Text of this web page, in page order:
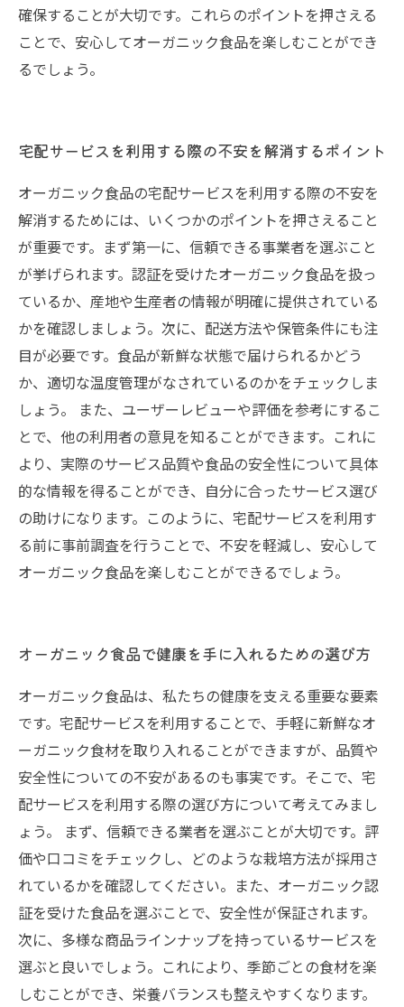
確保することが大切です。これらのポイントを押さえる
ことで、安心してオーガニック食品を楽しむことができ
るでしょう。
宅配サービスを利用する際の不安を解消するポイント
オーガニック食品の宅配サービスを利用する際の不安を
解消するためには、いくつかのポイントを押さえること
が重要です。まず第一に、信頼できる事業者を選ぶこと
が挙げられます。認証を受けたオーガニック食品を扱っ
ているか、産地や生産者の情報が明確に提供されている
かを確認しましょう。次に、配送方法や保管条件にも注
目が必要です。食品が新鮮な状態で届けられるかどう
か、適切な温度管理がなされているのかをチェックしま
しょう。 また、ユーザーレビューや評価を参考にするこ
とで、他の利用者の意見を知ることができます。これに
より、実際のサービス品質や食品の安全性について具体
的な情報を得ることができ、自分に合ったサービス選び
の助けになります。このように、宅配サービスを利用す
る前に事前調査を行うことで、不安を軽減し、安心して
オーガニック食品を楽しむことができるでしょう。
オーガニック食品で健康を手に入れるための選び方
オーガニック食品は、私たちの健康を支える重要な要素
です。宅配サービスを利用することで、手軽に新鮮なオ
ーガニック食材を取り入れることができますが、品質や
安全性についての不安があるのも事実です。そこで、宅
配サービスを利用する際の選び方について考えてみまし
ょう。 まず、信頼できる業者を選ぶことが大切です。評
価や口コミをチェックし、どのような栽培方法が採用さ
れているかを確認してください。また、オーガニック認
証を受けた食品を選ぶことで、安全性が保証されます。
次に、多様な商品ラインナップを持っているサービスを
選ぶと良いでしょう。これにより、季節ごとの食材を楽
しむことができ、栄養バランスも整えやすくなります。